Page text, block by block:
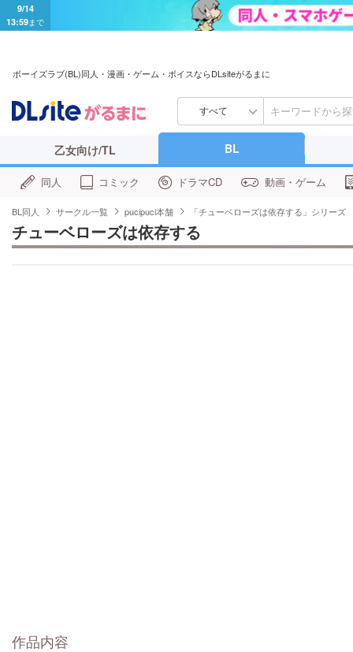
9/14
13:59まで
ボーイズラブ(BL)同人・漫画・ゲーム・ボイスならDLsiteがるまに
すべて
乙女向け/TL BL
同人 コミック ドラマCD 動画・ゲーム
BL同人 サークル一覧 pucipuci本舗 「チューベローズは依存する」シリーズ
チューベローズは依存する
作品内容